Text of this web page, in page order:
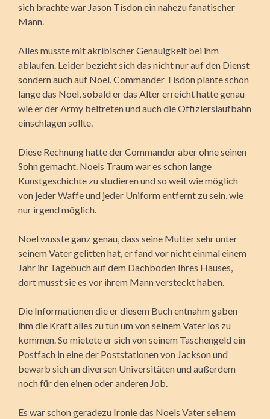
sich brachte war Jason Tisdon ein nahezu fanatischer
Mann.
Alles musste mit akribischer Genauigkeit bei ihm
ablaufen. Leider bezieht sich das nicht nur auf den Dienst
sondern auch auf Noel. Commander Tisdon plante schon
lange das Noel, sobald er das Alter erreicht hatte genau
wie er der Army beitreten und auch die Offizierslaufbahn
einschlagen sollte.
Diese Rechnung hatte der Commander aber ohne seinen
Sohn gemacht. Noels Traum war es schon lange
Kunstgeschichte zu studieren und so weit wie möglich
von jeder Waffe und jeder Uniform entfernt zu sein, wie
nur irgend möglich.
Noel wusste ganz genau, dass seine Mutter sehr unter
seinem Vater gelitten hat, er fand vor nicht einmal einem
Jahr ihr Tagebuch auf dem Dachboden Ihres Hauses,
dort musst sie es vor ihrem Mann versteckt haben.
Die Informationen die er diesem Buch entnahm gaben
ihm die Kraft alles zu tun um von seinem Vater los zu
kommen. So mietete er sich von seinem Taschengeld ein
Postfach in eine der Poststationen von Jackson und
bewarb sich an diversen Universitäten und außerdem
noch für den einen oder anderen Job.
Es war schon geradezu Ironie das Noels Vater seinem